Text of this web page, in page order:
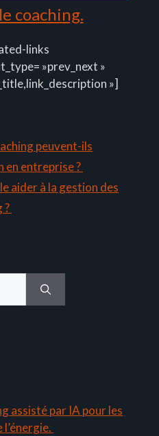
coaching.
links
»prev_next »
»]
peuvent-ils
en entreprise ?
aider à la gestion des
?
assisté par IA pour les